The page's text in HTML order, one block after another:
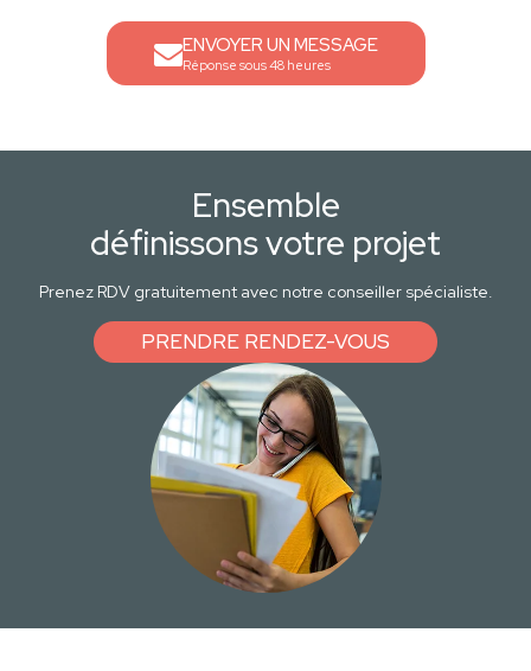
ENVOYER UN MESSAGE
Réponse sous 48 heures
Ensemble
définissons votre projet
Prenez RDV gratuitement avec notre conseiller spécialiste.
PRENDRE RENDEZ-VOUS